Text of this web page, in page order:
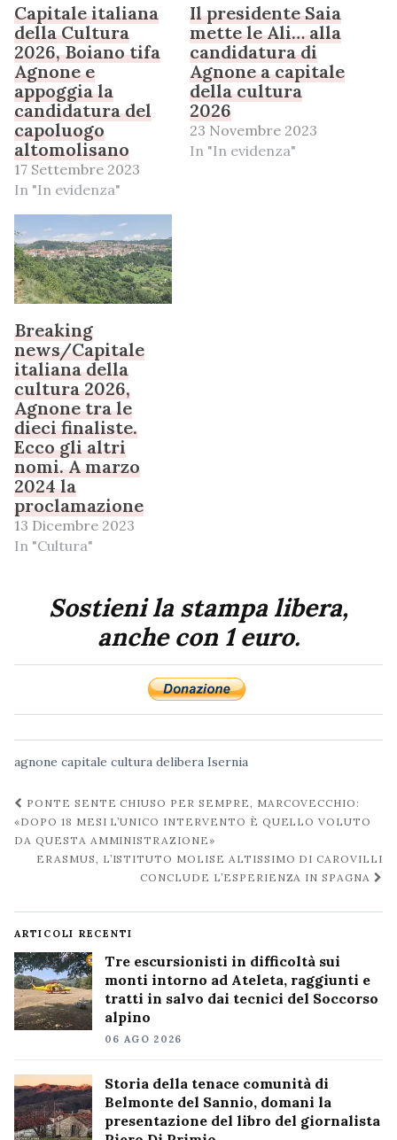
Capitale italiana
della Cultura
2026, Boiano tifa
Agnone e
appoggia la
candidatura del
capoluogo
altomolisano
17 Settembre 2023
In "In evidenza"
Il presidente Saia
mette le Ali… alla
candidatura di
Agnone a capitale
della cultura
2026
23 Novembre 2023
In "In evidenza"
Breaking
news/Capitale
italiana della
cultura 2026,
Agnone tra le
dieci finaliste.
Ecco gli altri
nomi. A marzo
2024 la
proclamazione
13 Dicembre 2023
In "Cultura"
Sostieni la stampa libera,
anche con 1 euro.
agnone capitale cultura delibera Isernia
Navigazione
post
PONTE SENTE CHIUSO PER SEMPRE, MARCOVECCHIO:
«DOPO 18 MESI L’UNICO INTERVENTO È QUELLO VOLUTO
DA QUESTA AMMINISTRAZIONE»
ERASMUS, L’ISTITUTO MOLISE ALTISSIMO DI CAROVILLI
CONCLUDE L’ESPERIENZA IN SPAGNA
ARTICOLI RECENTI
Tre escursionisti in difficoltà sui
monti intorno ad Ateleta, raggiunti e
tratti in salvo dai tecnici del Soccorso
alpino
06 AGO 2026
Storia della tenace comunità di
Belmonte del Sannio, domani la
presentazione del libro del giornalista